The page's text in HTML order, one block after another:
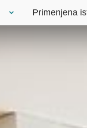
Primenjena